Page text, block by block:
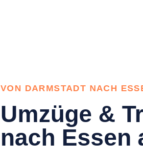
VON DARMSTADT NACH
Umzüge &
nach Essen